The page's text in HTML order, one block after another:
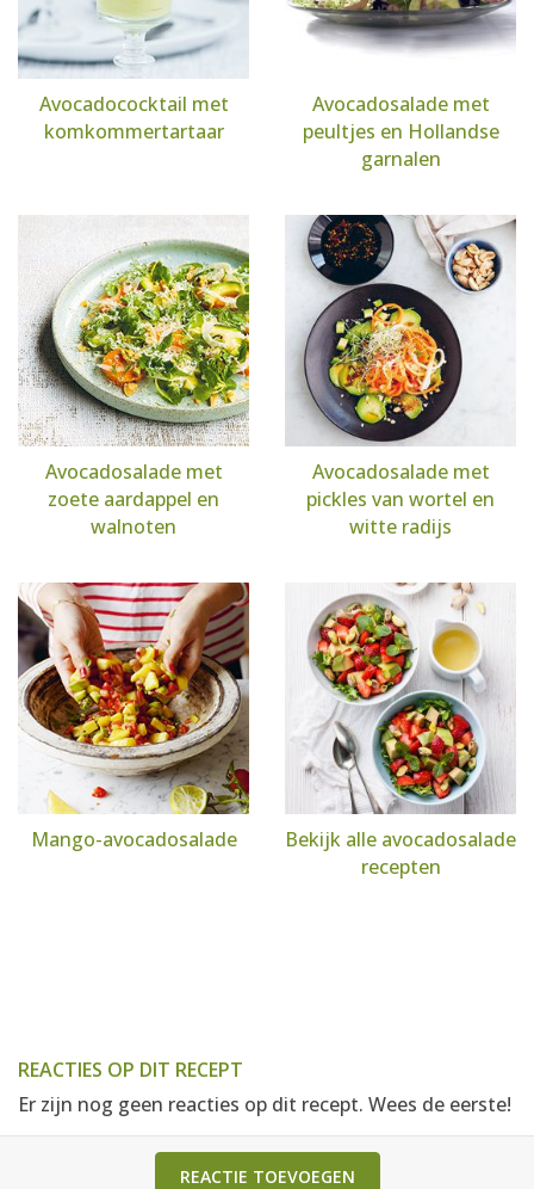
Avocadococktail met
komkommertartaar
Avocadosalade met
peultjes en Hollandse
garnalen
Avocadosalade met
zoete aardappel en
walnoten
Avocadosalade met
pickles van wortel en
witte radijs
Mango-avocadosalade
Bekijk alle avocadosalade
recepten
REACTIES OP DIT RECEPT
Er zijn nog geen reacties op dit recept. Wees de eerste!
REACTIE TOEVOEGEN